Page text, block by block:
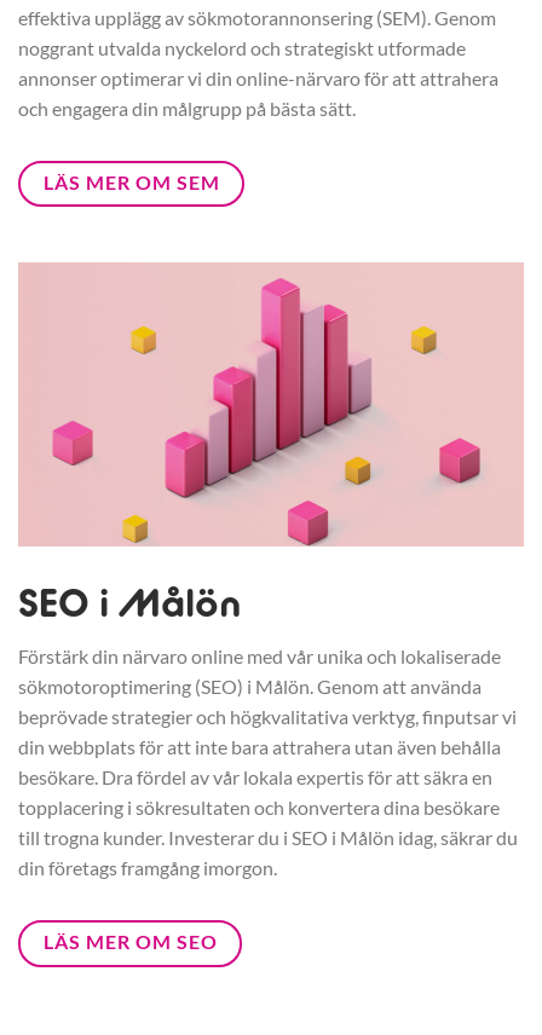
effektiva upplägg av sökmotorannonsering (SEM). Genom
noggrant utvalda nyckelord och strategiskt utformade
annonser optimerar vi din online-närvaro för att attrahera
och engagera din målgrupp på bästa sätt.
LÄS MER OM SEM
SEO i Målön
Förstärk din närvaro online med vår unika och lokaliserade
sökmotoroptimering (SEO) i Målön. Genom att använda
beprövade strategier och högkvalitativa verktyg, finputsar vi
din webbplats för att inte bara attrahera utan även behålla
besökare. Dra fördel av vår lokala expertis för att säkra en
topplacering i sökresultaten och konvertera dina besökare
till trogna kunder. Investerar du i SEO i Målön idag, säkrar du
din företags framgång imorgon.
LÄS MER OM SEO